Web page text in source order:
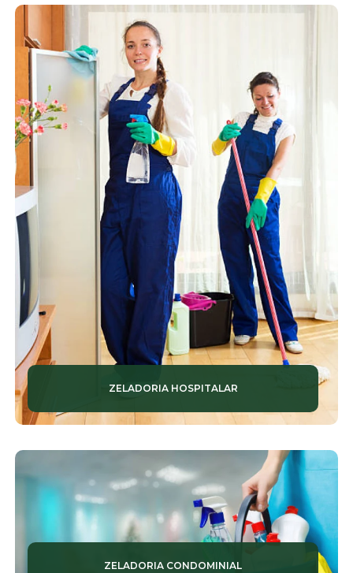
ZELADORIA HOSPITALAR
ZELADORIA CONDOMINIAL